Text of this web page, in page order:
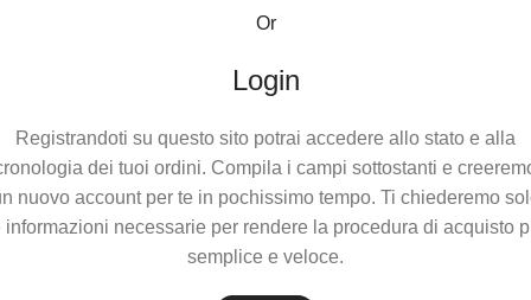
Or
Login
Registrandoti su questo sito potrai accedere allo stato e alla
dei tuoi ordini. Compila i campi sottostanti e
nuovo account per te in pochissimo tempo. Ti chiederemo
informazioni necessarie per rendere la procedura di acquisto
semplice e veloce.